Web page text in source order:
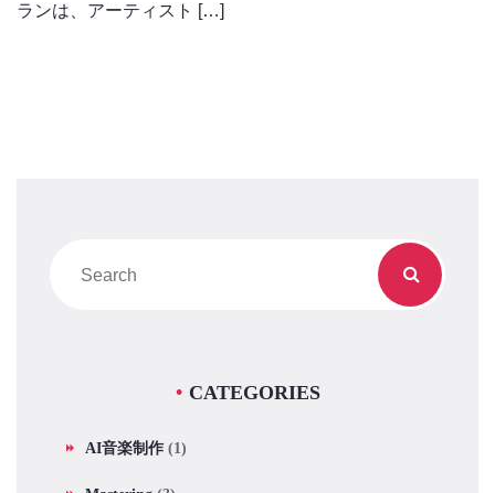
ランは、アーティスト […]
CATEGORIES
AI音楽制作 (1)